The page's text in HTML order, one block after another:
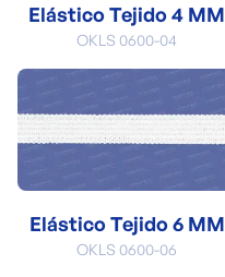
Elástico Tejido 4 MM
OKLS 0600-04
Elástico Tejido 6 MM
OKLS 0600-06